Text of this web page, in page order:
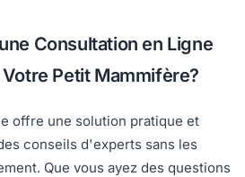
Consultation en Ligne
Petit Mammifère?
offre une solution pratique et
conseils d'experts sans les
Que vous ayez des questions